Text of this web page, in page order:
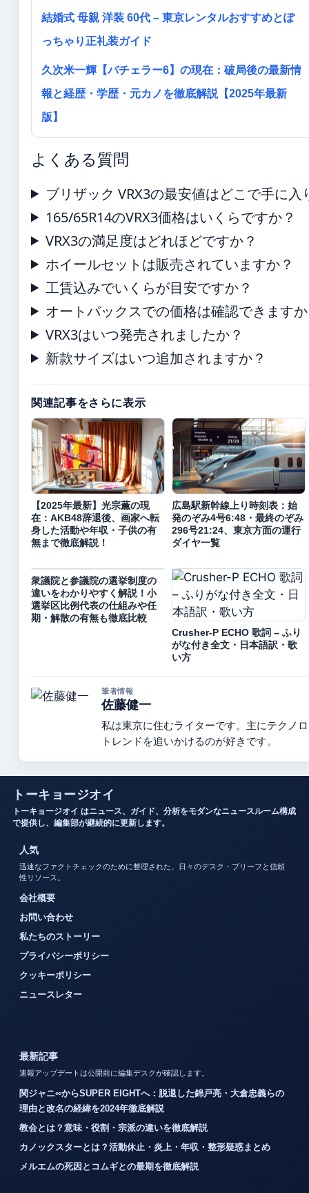
結婚式 母親 洋装 60代 – 東京レンタルおすすめとぽ
っちゃり正礼装ガイド
久次米一輝【バチェラー6】の現在：破局後の最新情
報と経歴・学歴・元カノを徹底解説【2025年最新
版】
よくある質問
ブリザック VRX3の最安値はどこで手に入
165/65R14のVRX3価格はいくらですか？
VRX3の満足度はどれほどですか？
ホイールセットは販売されていますか？
工賃込みでいくらが目安ですか？
オートバックスでの価格は確認できます
VRX3はいつ発売されましたか？
新款サイズはいつ追加されますか？
関連記事をさらに表示
【2025年最新】光宗薫の現
在：AKB48辞退後、画家へ転
身した活動や年収・子供の有
無まで徹底解説！
広島駅新幹線上り時刻表：始
発のぞみ4号6:48・最終のぞみ
296号21:24、東京方面の運行
ダイヤ一覧
衆議院と参議院の選挙制度の
違いをわかりやすく解説！小
選挙区比例代表の仕組みや任
期・解散の有無も徹底比較
Crusher-P ECHO 歌詞 – ふり
がな付き全文・日本語訳・歌
い方
筆者情報
佐藤健一
私は東京に住むライターです。主にテクノ
トレンドを追いかけるのが好きです。
トーキョージオイ
トーキョージオイ はニュース、ガイド、分析をモダンなニュースルーム構成
で提供し、編集部が継続的に更新します。
人気
迅速なファクトチェックのために整理された、日々のデスク・ブリーフと信頼
性リソース。
会社概要
お問い合わせ
私たちのストーリー
プライバシーポリシー
クッキーポリシー
ニュースレター
最新記事
速報アップデートは公開前に編集デスクが確認します。
関ジャニ∞からSUPER EIGHTへ：脱退した錦戸亮・大倉忠義らの
理由と改名の経緯を2024年徹底解説
教会とは？意味・役割・宗派の違いを徹底解説
カノックスターとは？活動休止・炎上・年収・整形疑惑まとめ
メルエムの死因とコムギとの最期を徹底解説